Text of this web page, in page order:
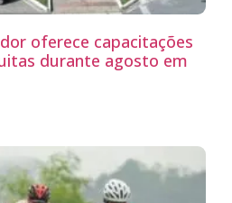
oferece capacitações
durante agosto em